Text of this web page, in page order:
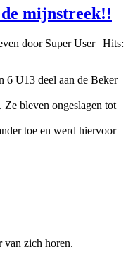
mijnstreek!!
door Super User| Hits:
6 U13 deel aan de Beker
Ze bleven ongeslagen tot
toe en werd hiervoor
van zich horen.